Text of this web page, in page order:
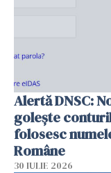
Alertă DNSC:
golește
folosesc
Române
30 IULIE 2026